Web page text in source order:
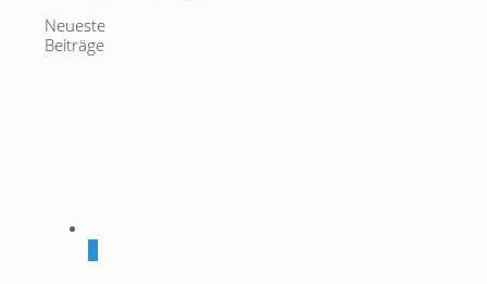
Neueste
Beiträge